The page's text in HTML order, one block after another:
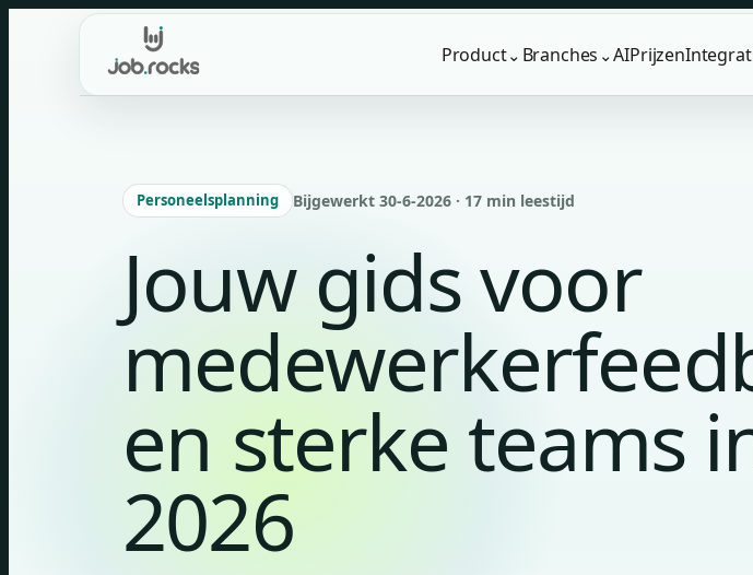
Product⌄ Branches ⌄AIPrijzen
Personeelsplanning Bijgewerkt 30-6-2026 · 17 min leestijd
Jouw gids voor
en sterke teams
2026